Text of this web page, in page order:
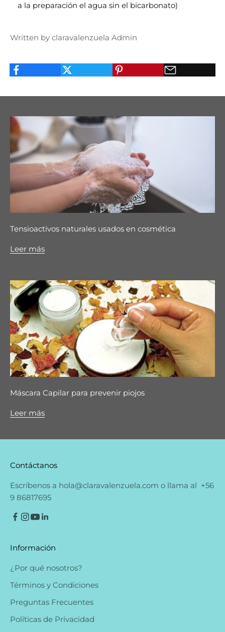
a la preparación el agua sin el bicarbonato)
Written by claravalenzuela Admin
Tensioactivos naturales usados en cosmética
Leer más
Máscara Capilar para prevenir piojos
Leer más
Contáctanos
Escríbenos a hola@claravalenzuela.com o llama al +56
9 86817695
Información
¿Por qué nosotros?
Términos y Condiciones
Preguntas Frecuentes
Políticas de Privacidad